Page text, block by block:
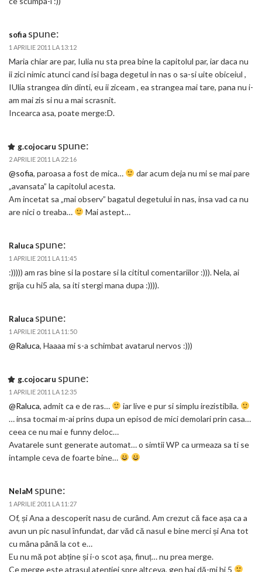
sofia spune:
1 APRILIE 2011 LA 13:12
Maria chiar are par, Iulia nu sta prea bine la capitolul par, iar daca nu
ii zici nimic atunci cand isi baga degetul in nas o sa-si uite obiceiul ,
IUlia strangea din dinti, eu ii ziceam , ea strangea mai tare, pana nu i-
am mai zis si nu a mai scrasnit.
Incearca asa, poate merge:D.
g.cojocaru spune:
2 APRILIE 2011 LA 22:16
@sofia, paroasa a fost de mica…
dar acum deja nu mi se mai pare
„avansata” la capitolul acesta.
Am incetat sa „mai observ” bagatul degetului in nas, insa vad ca nu
are nici o treaba…
Mai astept…
Raluca spune:
1 APRILIE 2011 LA 11:45
:))))) am ras bine si la postare si la cititul comentariilor :))). Nela, ai
grija cu hi5 ala, sa iti stergi mana dupa :)))).
Raluca spune:
1 APRILIE 2011 LA 11:50
@Raluca, Haaaa mi s-a schimbat avatarul nervos :)))
g.cojocaru spune:
1 APRILIE 2011 LA 12:35
@Raluca, admit ca e de ras…
iar live e pur si simplu irezistibila.
… insa tocmai m-ai prins dupa un episod de mici demolari prin casa…
ceea ce nu mai e funny deloc…
Avatarele sunt generate automat… o simtii WP ca urmeaza sa ti se
intample ceva de foarte bine…
NelaM spune:
1 APRILIE 2011 LA 11:27
Of, și Ana a descoperit nasu de curând. Am crezut că face așa ca a
avun un pic nasul înfundat, dar văd că nasul e bine merci și Ana tot
cu mâna până la cot e…
Eu nu mă pot abține și i-o scot așa, finuț… nu prea merge.
Ce merge este atrasul atenției spre altceva, gen hai dă-mi hi 5